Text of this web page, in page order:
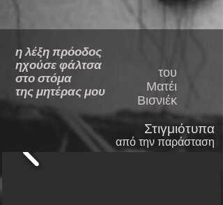
η λέξη πρόοδος
ηχούσε φάλτσα
στο στόμα
της μητέρας μου
του
Ματέι
Βισνιέκ
Στιγμιότυπα
από την παράσταση